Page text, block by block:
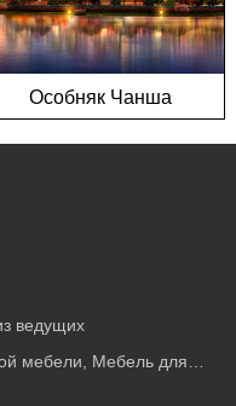
Особняк Чанша
Цзиньмао
ведущих
мебели, Мебель для